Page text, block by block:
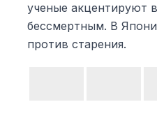
ученые акцентируют
бессмертным. В
против старения.